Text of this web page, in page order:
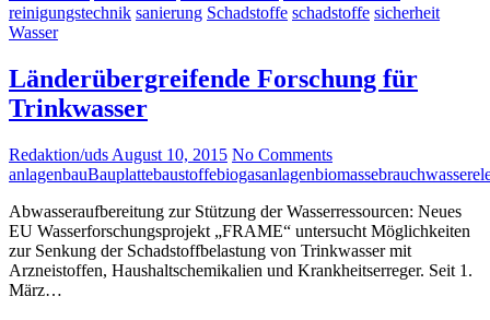
reinigungstechnik sanierung Schadstoffe schadstoffe sicherheit
Wasser
Länderübergreifende Forschung für
Trinkwasser
Redaktion/uds August 10, 2015 No Comments
anlagenbauBauplattebaustoffebiogasanlagenbiomassebrauchwasser
Abwasseraufbereitung zur Stützung der Wasserressourcen: Neues
EU Wasserforschungsprojekt „FRAME“ untersucht Möglichkeiten
zur Senkung der Schadstoffbelastung von Trinkwasser mit
Arzneistoffen, Haushaltschemikalien und Krankheitserreger. Seit 1.
März…